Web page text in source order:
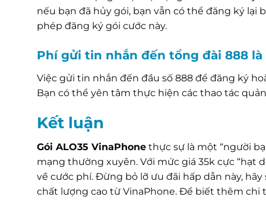
nếu bạn đã hủy gói, bạn vẫn có thể đăng ký lại
phép đăng ký gói cước này.
Phí gửi tin nhắn đến tổng đài 888 là
Việc gửi tin nhắn đến đầu số 888 để đăng ký
Bạn có thể yên tâm thực hiện các thao tác
Kết luận
Gói ALO35 VinaPhone thực sự là một “người
mạng thường xuyên. Với mức giá 35k cực “hạt
về cước phí. Đừng bỏ lỡ ưu đãi hấp dẫn này,
chất lượng cao từ VinaPhone. Để biết thêm chi